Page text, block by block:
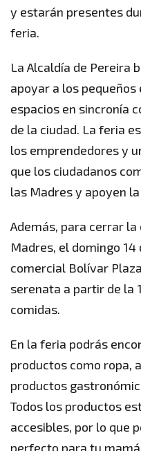
y estarán presentes
feria.
La Alcaldía de Pereira
apoyar a los
espacios en sincronía
de la ciudad. La feria
los emprendedores y
que los ciudadanos
las Madres y apoyen
Además, para cerrar
Madres, el domingo
comercial Bolívar
serenata a partir de la
comidas.
En la feria podrás
productos como ropa,
productos
Todos los productos
accesibles, por lo que
perfecto para tu